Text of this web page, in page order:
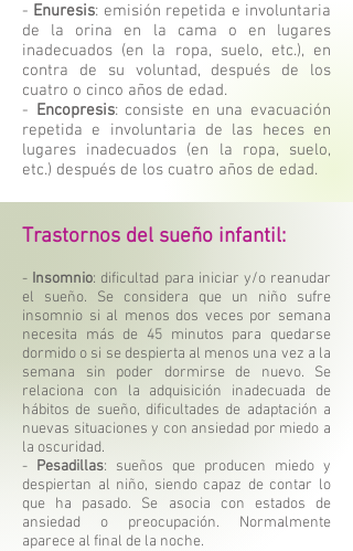
- Enuresis: emisión repetida e involuntaria
de la orina en la cama o en lugares
inadecuados (en la ropa, suelo, etc.), en
contra de su voluntad, después de los
cuatro o cinco años de edad.
- Encopresis: consiste en una evacuación
repetida e involuntaria de las heces en
lugares inadecuados (en la ropa, suelo,
etc.) después de los cuatro años de edad.
Trastornos del sueño infantil:
- Insomnio: dificultad para iniciar y/o reanudar
el sueño. Se considera que un niño sufre
insomnio si al menos dos veces por semana
necesita más de 45 minutos para quedarse
dormido o si se despierta al menos una vez a la
semana sin poder dormirse de nuevo. Se
relaciona con la adquisición inadecuada de
hábitos de sueño, dificultades de adaptación a
nuevas situaciones y con ansiedad por miedo a
la oscuridad.
- Pesadillas: sueños que producen miedo y
despiertan al niño, siendo capaz de contar lo
que ha pasado. Se asocia con estados de
ansiedad o preocupación. Normalmente
aparece al final de la noche.